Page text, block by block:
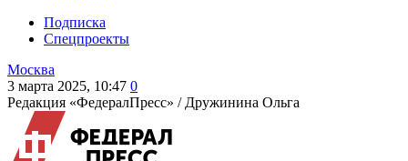
Подписка
Спецпроекты
Москва
3 марта 2025, 10:47 0
Редакция «ФедералПресс» / Дружинина Ольга